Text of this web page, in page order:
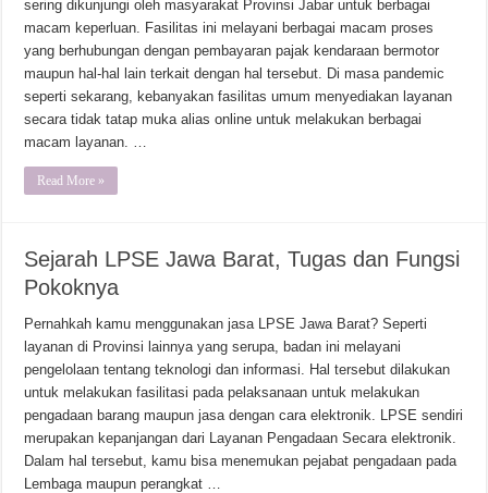
sering dikunjungi oleh masyarakat Provinsi Jabar untuk berbagai
macam keperluan. Fasilitas ini melayani berbagai macam proses
yang berhubungan dengan pembayaran pajak kendaraan bermotor
maupun hal-hal lain terkait dengan hal tersebut. Di masa pandemic
seperti sekarang, kebanyakan fasilitas umum menyediakan layanan
secara tidak tatap muka alias online untuk melakukan berbagai
macam layanan. …
Read More »
Sejarah LPSE Jawa Barat, Tugas dan Fungsi
Pokoknya
Pernahkah kamu menggunakan jasa LPSE Jawa Barat? Seperti
layanan di Provinsi lainnya yang serupa, badan ini melayani
pengelolaan tentang teknologi dan informasi. Hal tersebut dilakukan
untuk melakukan fasilitasi pada pelaksanaan untuk melakukan
pengadaan barang maupun jasa dengan cara elektronik. LPSE sendiri
merupakan kepanjangan dari Layanan Pengadaan Secara elektronik.
Dalam hal tersebut, kamu bisa menemukan pejabat pengadaan pada
Lembaga maupun perangkat …